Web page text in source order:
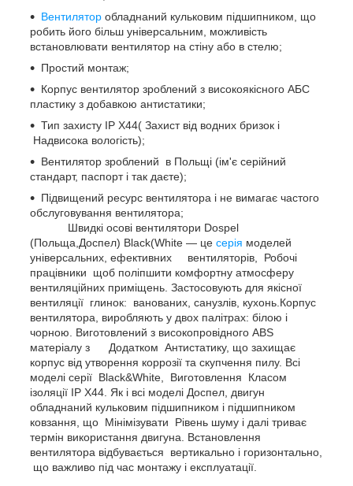
Вентилятор обладнаний кульковим підшипником, що
робить його більш універсальним, можливість
встановлювати вентилятор на стіну або в стелю;
Простий монтаж;
Корпус вентилятор зроблений з високоякісного АБС
пластику з добавкою антистатики;
Тип захисту IP X44( Захист від водних бризок і
Надвисока вологість);
Вентилятор зроблений в Польщі (ім'є серійний
стандарт, паспорт і так даєте);
Підвищений ресурс вентилятора і не вимагає частого
обслуговування вентилятора;
Швидкі осові вентилятори Dospel
(Польща,Доспел) Black(White — це серія моделей
універсальних, ефективних вентиляторів, Робочі
працівники щоб поліпшити комфортну атмосферу
вентиляційних приміщень. Застосовують для якісної
вентиляції глинок: ванованих, санузлів, кухонь.Корпус
вентилятора, виробляють у двох палітрах: білою і
чорною. Виготовлений з високопровідного ABS
матеріалу з Додатком Антистатику, що захищає
корпус від утворення коррозії та скупчення пилу. Всі
моделі серії Black&White, Виготовлення Класом
ізоляції IP Х44. Як і всі моделі Доспел, двигун
обладнаний кульковим підшипником і підшипником
ковзання, що Мінімізувати Рівень шуму і далі триває
термін використання двигуна. Встановлення
вентилятора відбувається вертикально і горизонтально,
що важливо під час монтажу і експлуатації.